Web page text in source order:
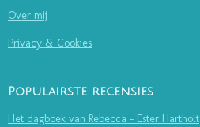
Over mij
Privacy & Cookies
Populairste recensies
Het dagboek van Rebecca - Ester Hartholt